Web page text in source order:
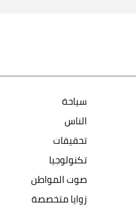
سياحة
الناس
تحقيقات
تكنولوجيا
صوت المواطن
زوايا متخصصة